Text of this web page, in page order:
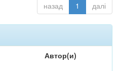
назад 1 далі
Автор(и)